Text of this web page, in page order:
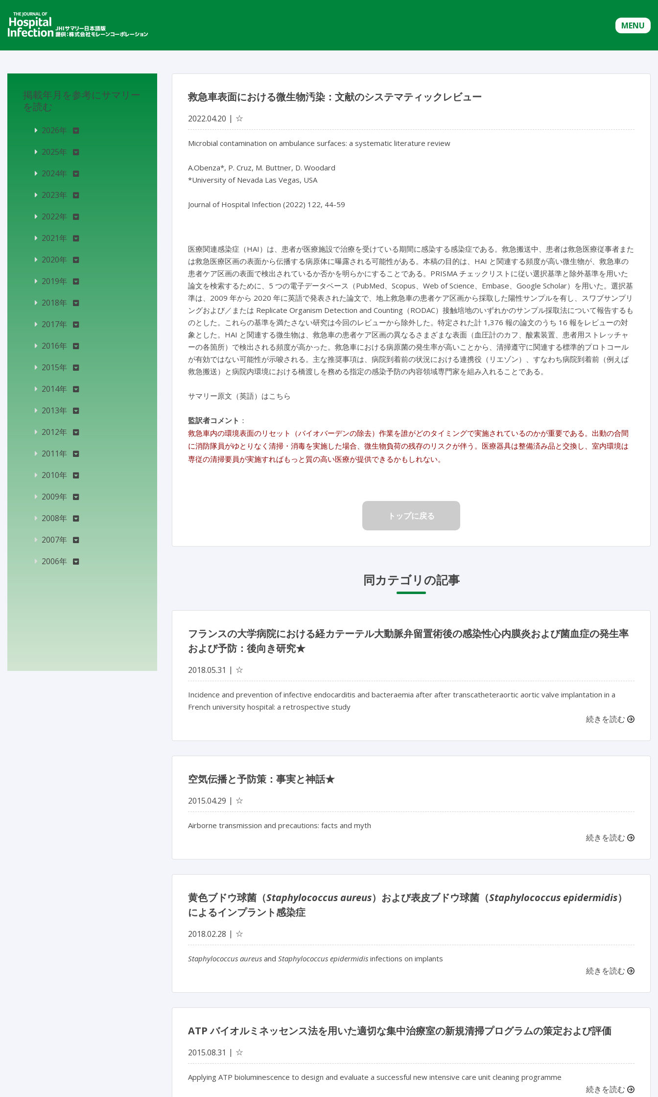
MENU
救急車表面における微生物汚染：文献のシステマティックレビュー
2022.04.20 ☆
Microbial contamination on ambulance surfaces: a systematic literature review
A.Obenza*, P. Cruz, M. Buttner, D. Woodard
*University of Nevada Las Vegas, USA
Journal of Hospital Infection (2022) 122, 44-59
医療関連感染症（HAI）は、患者が医療施設で治療を受けている期間に感染する感染症である。救急搬送中、患者は救急医療従事者また
は救急医療区画の表面から伝播する病原体に曝露される可能性がある。本稿の目的は、HAI と関連する頻度が高い微生物が、救急車の
患者ケア区画の表面で検出されているか否かを明らかにすることである。PRISMA チェックリストに従い選択基準と除外基準を用いた
論文を検索するために、5 つの電子データベース（PubMed、Scopus、Web of Science、Embase、Google Scholar）を用いた。選択基
準は、2009 年から 2020 年に英語で発表された論文で、地上救急車の患者ケア区画から採取した陽性サンプルを有し、スワブサンプリ
ングおよび／または Replicate Organism Detection and Counting（RODAC）接触培地のいずれかのサンプル採取法について報告するも
のとした。これらの基準を満たさない研究は今回のレビューから除外した。特定された計 1,376 報の論文のうち 16 報をレビューの対
象とした。HAI と関連する微生物は、救急車の患者ケア区画の異なるさまざまな表面（血圧計のカフ、酸素装置、患者用ストレッチャ
ーの各箇所）で検出される頻度が高かった。救急車における病原菌の発生率が高いことから、清掃遵守に関連する標準的プロトコール
が有効ではない可能性が示唆される。主な推奨事項は、病院到着前の状況における連携役（リエゾン）、すなわち病院到着前（例えば
救急搬送）と病院内環境における橋渡しを務める指定の感染予防の内容領域専門家を組み入れることである。
サマリー原文（英語）はこちら
監訳者コメント ：
救急車内の環境表面のリセット（バイオバーデンの除去）作業を誰がどのタイミングで実施されているのかが重要である。出動の合間
に消防隊員がゆとりなく清掃・消毒を実施した場合、微生物負荷の残存のリスクが伴う。医療器具は整備済み品と交換し、室内環境は
専従の清掃要員が実施すればもっと質の高い医療が提供できるかもしれない。
トップに戻る
同カテゴリの記事
フランスの大学病院における経カテーテル大動脈弁留置術後の感染性心内膜炎および菌血症の発生率
および予防：後向き研究★
2018.05.31 ☆
Incidence and prevention of infective endocarditis and bacteraemia after after transcatheteraortic aortic valve implantation in a
French university hospital: a retrospective study
続きを読む
空気伝播と予防策：事実と神話★
2015.04.29 ☆
Airborne transmission and precautions: facts and myth
続きを読む
黄色ブドウ球菌（Staphylococcus aureus）および表皮ブドウ球菌（Staphylococcus epidermidis）
によるインプラント感染症
2018.02.28 ☆
Staphylococcus aureus and Staphylococcus epidermidis infections on implants
続きを読む
ATP バイオルミネッセンス法を用いた適切な集中治療室の新規清掃プログラムの策定および評価
2015.08.31 ☆
Applying ATP bioluminescence to design and evaluate a successful new intensive care unit cleaning programme
続きを読む
掲載年月を参考にサマリー
を読む
2026年
2025年
2024年
2023年
2022年
2021年
2020年
2019年
2018年
2017年
2016年
2015年
2014年
2013年
2012年
2011年
2010年
2009年
2008年
2007年
2006年